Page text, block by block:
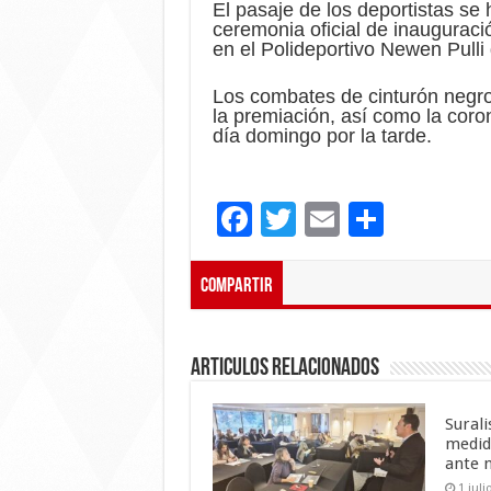
El pasaje de los deportistas se
ceremonia oficial de
en el Polideportivo Newen Pulli
Los combates de cinturón
la premiación, así como la
día domingo por la tarde.
F
ac
e
o
o
k
T E
C
ar
ti
r
Compartir
Articulos Relacionados
ante
1